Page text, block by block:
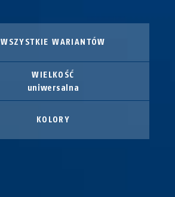
WSZYSTKIE WARIANTÓW
WIELKOŚĆ
uniwersalna
KOLORY